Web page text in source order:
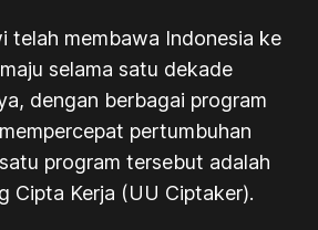
telah membawa Indonesia ke
selama satu dekade
dengan berbagai program
pertumbuhan
program tersebut adalah
Cipta Kerja (UU Ciptaker).